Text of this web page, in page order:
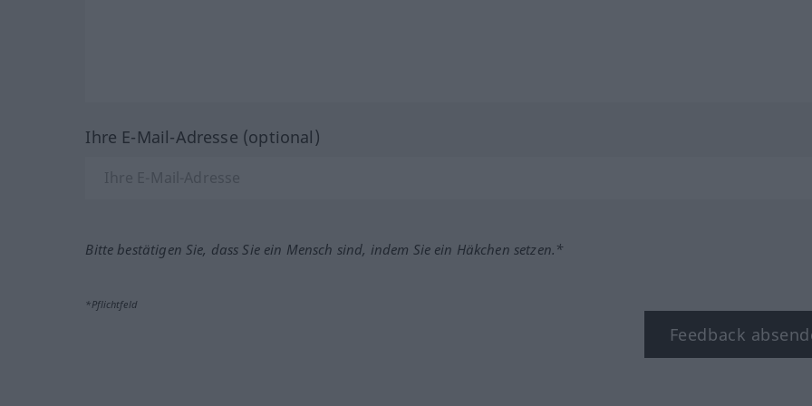
Ihre E-Mail-Adresse (optional)
Bitte bestätigen Sie, dass Sie ein Mensch sind, indem Sie ein Häkchen setzen.*
*Pflichtfeld
Feedback